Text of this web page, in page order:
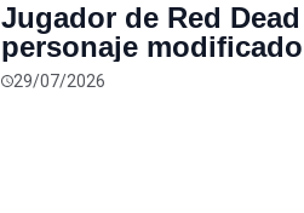
Jugador de Red
personaje
video ya tiene 32.000
29/07/2026